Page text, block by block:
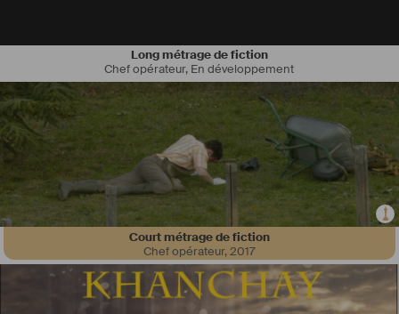
Long métrage de fiction
Chef opérateur, En développement
Court métrage de fiction
Chef opérateur,2017